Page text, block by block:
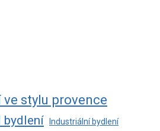
ve stylu provence
bydlení
Industriální bydlení